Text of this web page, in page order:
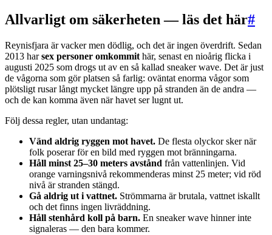
Allvarligt om säkerheten — läs det här#
Reynisfjara är vacker men dödlig, och det är ingen överdrift. Sedan
2013 harsex personer omkommit här, senast en nioårig flicka i
augusti 2025 som drogs ut av en så kallad sneaker wave. Det är just
de vågorna som gör platsen så farlig: oväntat enorma vågor som
plötsligt rusar långt mycket längre upp på stranden än de andra —
och de kan komma även när havet ser lugnt ut.
Följ dessa regler, utan undantag:
Vänd aldrig ryggen mot havet. De flesta olyckor sker när
folk poserar för en bild med ryggen mot bränningarna.
Håll minst 25–30 meters avstånd från vattenlinjen. Vid
orange varningsnivå rekommenderas minst 25 meter; vid röd
nivå är stranden stängd.
Gå aldrig ut i vattnet. Strömmarna är brutala, vattnet iskallt
och det finns ingen livräddning.
Håll stenhård koll på barn. En sneaker wave hinner inte
signaleras — den bara kommer.